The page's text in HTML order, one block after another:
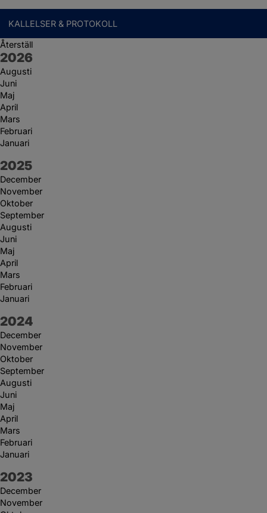
KALLELSER & PROTOKOLL
Återställ
År:
2026
Augusti
Juni
Maj
April
Mars
Februari
Januari
År:
2025
December
November
Oktober
September
Augusti
Juni
Maj
April
Mars
Februari
Januari
År:
2024
December
November
Oktober
September
Augusti
Juni
Maj
April
Mars
Februari
Januari
År:
2023
December
November